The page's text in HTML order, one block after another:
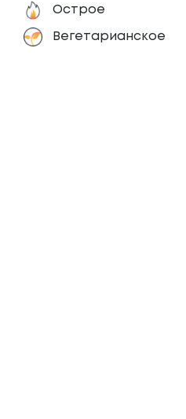
Острое
Вегетарианское